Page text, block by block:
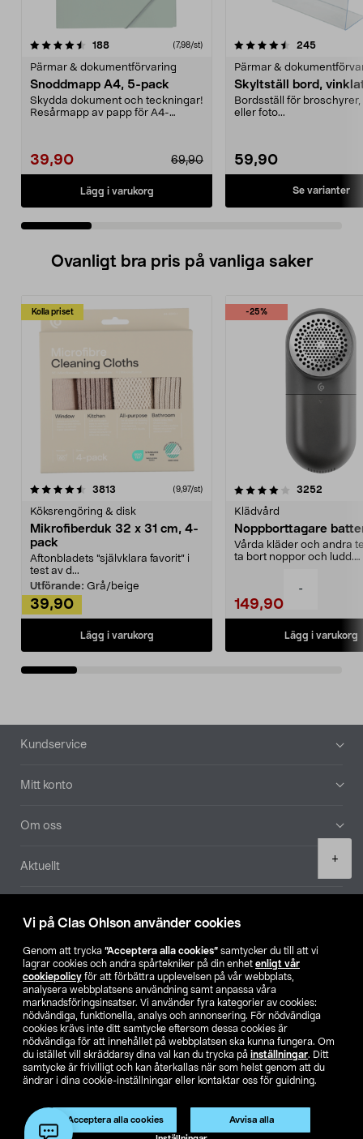
Vi på Clas Ohlson använder cookies
Genom att trycka ”Acceptera alla cookies” samtycker du till att vi
lagrar cookies och andra spårtekniker på din enhet enligt vår
cookiepolicy för att förbättra upplevelsen på vår webbplats,
analysera webbplatsens användning samt anpassa våra
marknadsföringsinsatser. Vi använder fyra kategorier av cookies:
nödvändiga, funktionella, analys och annonsering. För nödvändiga
cookies krävs inte ditt samtycke eftersom dessa cookies är
nödvändiga för att innehållet på webbplatsen ska kunna fungera. Om
du istället vill skräddarsy dina val kan du trycka på inställningar. Ditt
samtycke är frivilligt och kan återkallas när som helst genom att du
ändrar i dina cookie-inställningar eller kontaktar oss för guidning.
Acceptera alla cookies Avvisa alla
-
+
188recensioner (7,98/st)
Pärmar & dokumentförvaring
Snoddmapp A4, 5-pack
Skydda dokument och teckningar!
Resårmapp av papp för A4-
39,90 69,90
Lägg i varukorg
4.5 av 5 stjärnor 245
Pärmar &
Skyltställ bord,
Bordsställ för broschyrer,
eller foto...
59,90
Se varianter
4.5 av 5 stjärnor
Ovanligt bra pris på vanliga saker
Kolla priset
3813 (9,97/st)
Köksrengöring & disk
Mikrofiberduk 32 x 31 cm, 4-
pack
Aftonbladets "självklara favorit” i
test av d...
Utförande: Grå/beige
39,90
Lägg i varukorg
-25%
4.0av 5 stjärnor 3252
Klädvård
Noppborttagare
Vårda kläder och andra
ta bort noppor och ludd.
149,90
Lägg i varukorg
4.5av 5 stjärnor
Sidfot
Kundservice
Mitt konto
Om oss
Aktuellt
Hitta butik
SE NO FI
Ändra till priser exklusive moms